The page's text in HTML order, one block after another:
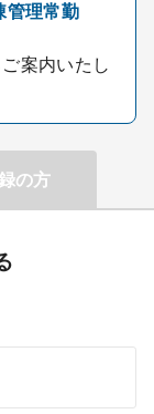
管理常勤
案内いたし
の方